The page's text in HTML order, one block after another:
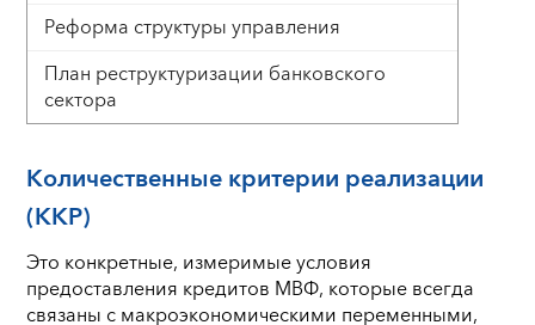
Реформа структуры управления
План реструктуризации банковского
сектора
Количественные критерии реализации
(ККР)
Это конкретные, измеримые условия
предоставления кредитов МВФ, которые всегда
связаны с макроэкономическими переменными,